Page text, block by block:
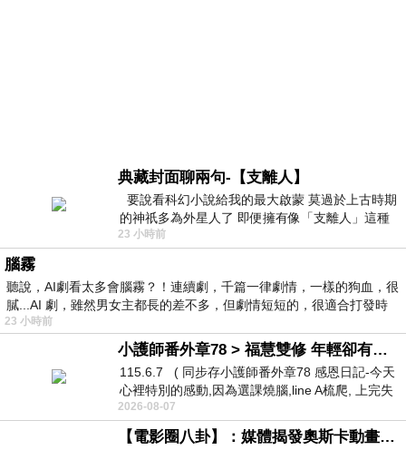
典藏封面聊兩句-【支離人】
要說看科幻小說給我的最大啟蒙 莫過於上古時期
的神祇多為外星人了 即便擁有像「支離人」這種
驚世駭俗的神通法門 也未必讀
23 小時前
腦霧
聽說，AI劇看太多會腦霧？！連續劇，千篇一律劇情，一樣的狗血，很
膩...AI 劇，雖然男女主都長的差不多，但劇情短短的，很適合打發時
23 小時前
小護師番外章78 > 福慧雙修 年輕卻有個老靈魂 ㄑ金剛經〉podcast
115.6.7 ( 同步存小護師番外章78 感恩日記-今天
心裡特別的感動,因為選課燒腦,line A梳爬, 上完失
智課的她,特來傾
2026-08-07
【電影圈八卦】：媒體揭發奧斯卡動畫項目投票醜聞！好萊塢為什麼看不起動畫電影？